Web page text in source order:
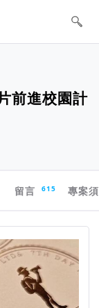
最值得信賴的群眾
前進校園計
留言 615 專案